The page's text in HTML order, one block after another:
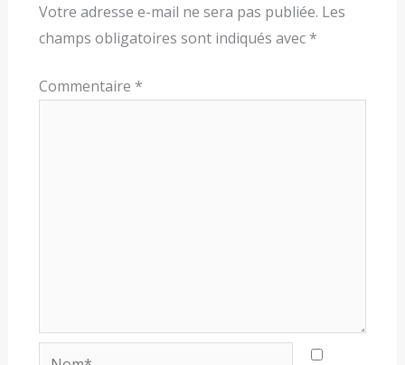
Votre adresse e-mail ne sera pas publiée. Les
champs obligatoires sont indiqués avec *
Commentaire *
Nom*